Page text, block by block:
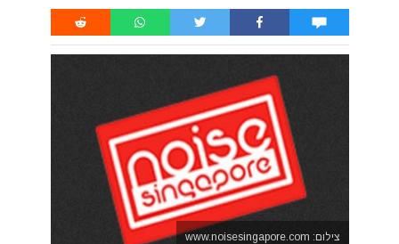
צילום: www.noisesingapore.com